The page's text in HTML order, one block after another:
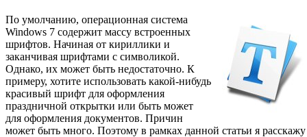
По умолчанию, операционная система
Windows 7 содержит массу встроенных
шрифтов. Начиная от кириллики и
заканчивая шрифтами с символикой.
Однако, их может быть недостаточно. К
примеру, хотите использовать какой-нибудь
красивый шрифт для оформления
праздничной открытки или быть может
для оформления документов. Причин
может быть много. Поэтому в рамках данной статьи я расскажу